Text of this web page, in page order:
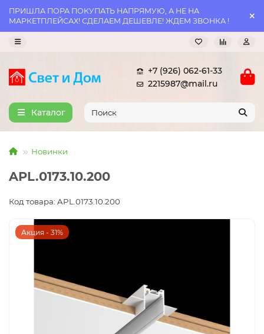
ПРИШЛА ПОРА ПОКУПАТЬ НАПРЯМУЮ, А НЕ НА
МАРКЕТПЛЕЙСАХ! СДЕЛАЕМ ДЕШЕВЛЕ! ЖДЕМ ЗВОНКА !
+7 (926) 062-61-33
2215987@mail.ru
Каталог
Новинки
APL.0173.10.200
Код товара: APL.0173.10.200
Акция - 31%